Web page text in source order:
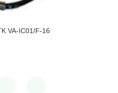
VA-IC01/F-16